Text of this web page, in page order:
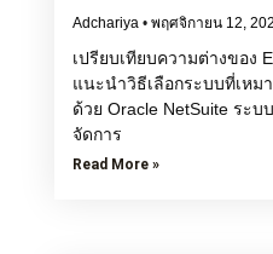
Adchariya พฤศจิกายน 12,
เปรียบเทียบความต่างของ
แนะนำวิธีเลือกระบบที่เห
ด้วย Oracle NetSuite ระบ
จัดการ
Read More »